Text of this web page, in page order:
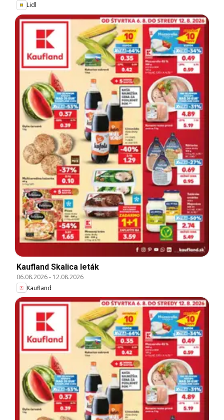
Lidl
Kaufland Skalica leták
06.08.2026- 12.08.2026
Kaufland